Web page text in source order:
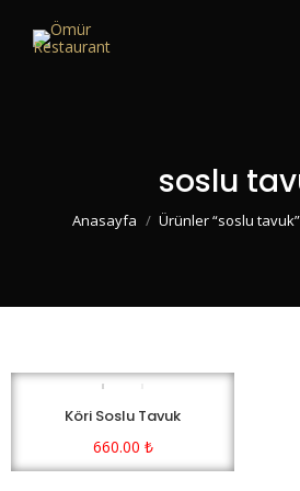
soslu
You are here:
Anasayfa Ürünler “soslu
Köri Soslu Tavuk
660.00 ₺